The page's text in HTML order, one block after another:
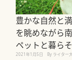
豊かな自然と
を眺めながら
ペットと暮ら
2021年1月5日 By ライター